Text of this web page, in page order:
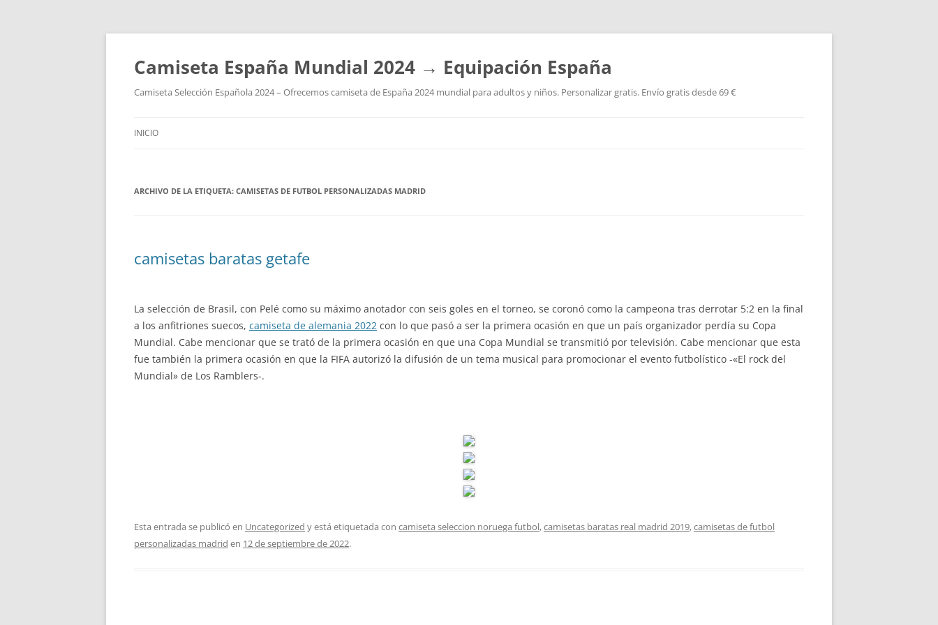
Camiseta España Mundial 2024 → Equipación España
Camiseta Selección Española 2024 – Ofrecemos camiseta de España 2024 mundial para adultos y niños. Personalizar gratis. Envío gratis desde 69 €
INICIO
ARCHIVO DE LA ETIQUETA: CAMISETAS DE FUTBOL PERSONALIZADAS MADRID
camisetas baratas getafe
La selección de Brasil, con Pelé como su máximo anotador con seis goles en el torneo, se coronó como la campeona tras derrotar 5:2 en la final
a los anfitriones suecos, camiseta de alemania 2022 con lo que pasó a ser la primera ocasión en que un país organizador perdía su Copa
Mundial. Cabe mencionar que se trató de la primera ocasión en que una Copa Mundial se transmitió por televisión. Cabe mencionar que esta
fue también la primera ocasión en que la FIFA autorizó la difusión de un tema musical para promocionar el evento futbolístico -«El rock del
Mundial» de Los Ramblers-.
Esta entrada se publicó en Uncategorized y está etiquetada con camiseta seleccion noruega futbol,camisetas baratas real madrid 2019,camisetas de futbol
personalizadas madrid en 12 de septiembre de 2022.